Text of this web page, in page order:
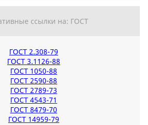
ссылки на: ГОСТ
ГОСТ 2.308-79
ГОСТ 3.1126-88
ГОСТ 1050-88
ГОСТ 2590-88
ГОСТ 2789-73
ГОСТ 4543-71
ГОСТ 8479-70
ГОСТ 14959-79